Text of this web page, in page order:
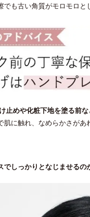
も古い角質がモロモロと
止めや化粧下地を塗る前
肌に触れ、なめらかさが
しっかりとなじませるの